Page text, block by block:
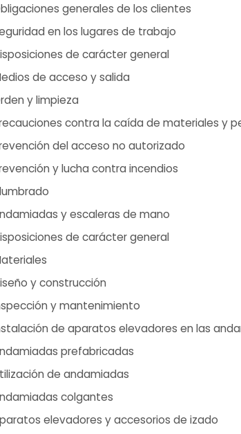
generales de los clientes
en los lugares de trabajo
de carácter general
de acceso y salida
y limpieza
contra la caída de materiales y
del acceso no autorizado
y lucha contra incendios
y escaleras de mano
de carácter general
y construcción
y mantenimiento
de aparatos elevadores en las
prefabricadas
de andamiadas
colgantes
elevadores y accesorios de izado